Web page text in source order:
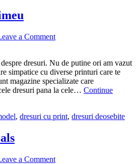
a Comment
dresuri. Nu de putine ori am vazut
simpatice cu diverse printuri care te
magazine specializate care
dresuri pana la cele… Continue
, dresuri cu print, dresuri deosebite
a Comment